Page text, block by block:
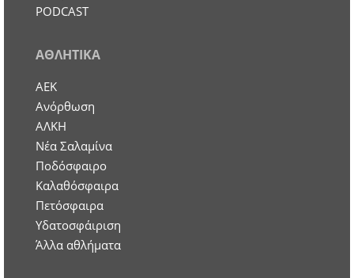
PODCAST
ΑΘΛΗΤΙΚΑ
ΑΕΚ
Ανόρθωση
ΑΛΚΗ
Νέα Σαλαμίνα
Ποδόσφαιρο
Καλαθόσφαιρα
Πετόσφαιρα
Υδατοσφάιριση
Άλλα αθλήματα